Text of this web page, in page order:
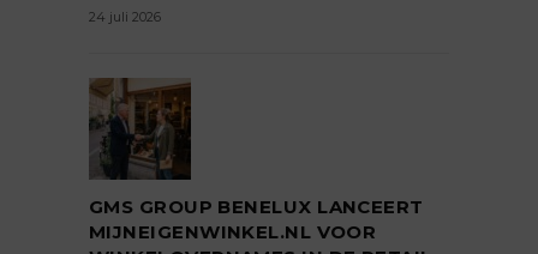
24 juli 2026
GMS GROUP BENELUX LANCEERT
MIJNEIGENWINKEL.NL VOOR